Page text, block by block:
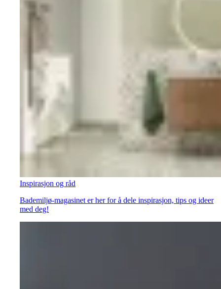
Inspirasjon og råd
Bademiljø-magasinet er her for å dele inspirasjon, tips og ideer
med deg!